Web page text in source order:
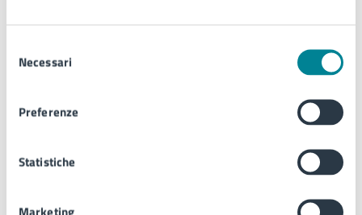
delNecessari
Preferenze
Statistiche
Piazzetta Jesolo, 1 – 30016 Jesolo